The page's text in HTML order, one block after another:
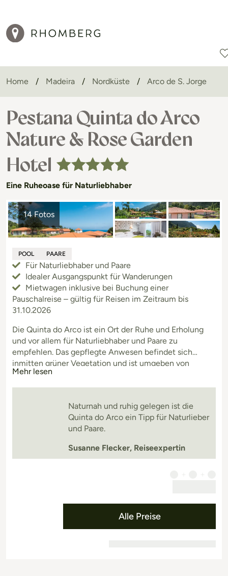
Aktionen
Home Madeira Nordküste Arco de S. Jorge
Pestana Quinta do Arco
Nature & Rose Garden
Hotel
Eine Ruheoase für Naturliebhaber
14 Fotos
POOL PAARE
Für Naturliebhaber und Paare
Idealer Ausgangspunkt für Wanderungen
Mietwagen inklusive bei Buchung einer
Pauschalreise – gültig für Reisen im Zeitraum bis
31.10.2026
Die Quinta do Arco ist ein Ort der Ruhe und Erholung
und vor allem für Naturliebhaber und Paare zu
empfehlen. Das gepflegte Anwesen befindet sich
inmitten grüner Vegetation und ist umgeben von
Bergen und Lorbeerwäldern. Das Feriendomizil ist ideal
für Wanderer, denn viele schöne Wanderwege und
Rosengarten mit über 1.700 verschiedenen Arten ist auf
Mehr lesen
Naturnah und ruhig gelegen ist die
Quinta do Arco ein Tipp für Naturlieber
und Paare.
Susanne Flecker, Reiseexpertin
Alle Preise